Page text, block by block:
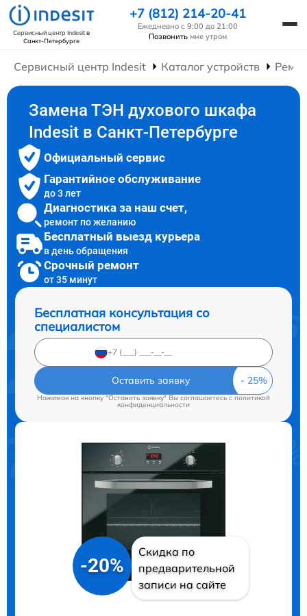
Сервисный центр Indesitв
Санкт-Петербурге
+7 (812) 214-20-41
Ежедневно с 9:00 до 21:00
Позвонить мне утром
Сервисный центр Indesit Каталог устройств
Замена ТЭН духового шкафа
Indesit в Санкт-Петербурге
Официальный сервис
Гарантийное обслуживание
до 3 лет
Диагностика за наш счет,
ремонт по желанию
Бесплатный выезд курьера
в день обращения
Срочный ремонт
от 35 минут
Бесплатная консультация со
специалистом
Оставить заявку
Нажимая на кнопку "Оставить заявку" Вы соглашаетесь cполитикой
конфиденциальности
-20%
Скидка по
предварительной
записи на сайте